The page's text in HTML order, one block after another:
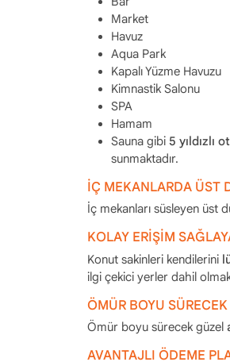
Market
Havuz
Aqua Park
Kapalı Yüzme Havuzu
Kimnastik Salonu
SPA
Hamam
Sauna gibi 5 yıldızlı
sunmaktadır.
İÇ MEKANLARDA ÜST
İç mekanları süsleyen üst
KOLAY ERİŞİM
Konut sakinleri kendilerini
ilgi çekici yerler dahil
ÖMÜR BOYU
Ömür boyu sürecek güzel
AVANTAJLI ÖDEME